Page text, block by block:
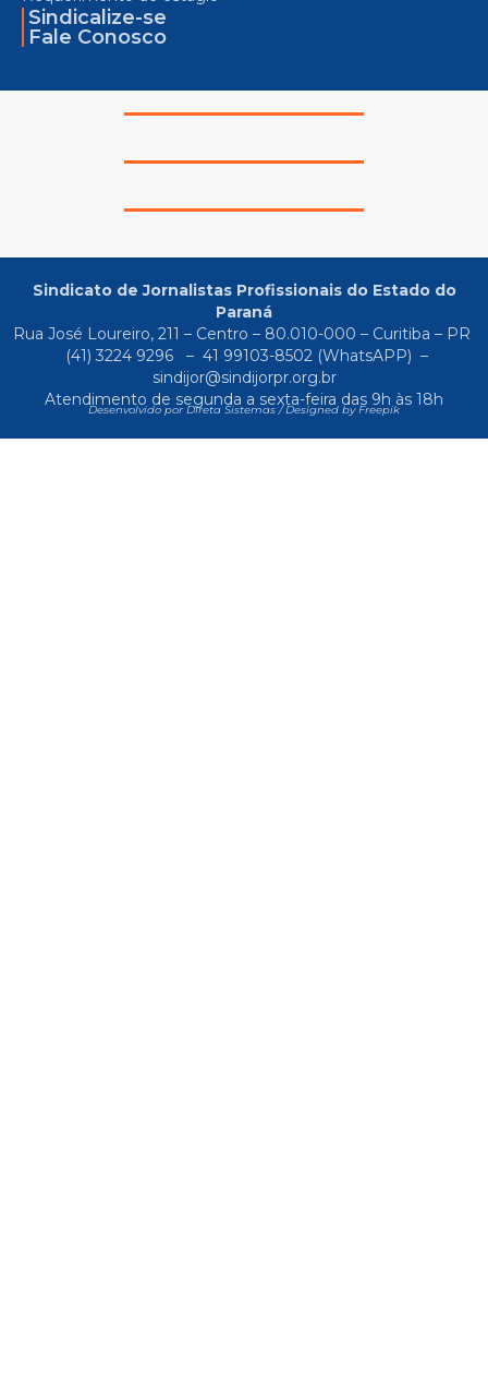
Sindicalize-se
Fale Conosco
Sindicato de Jornalistas Profissionais do Estado do
Paraná
Rua José Loureiro, 211 – Centro – 80.010-000 – Curitiba – PR
(41) 3224 9296
– 41 99103-8502(WhatsAPP) –
sindijor@sindijorpr.org.br
Atendimento de segunda a sexta-feira das 9h às 18h
Desenvolvido por Direta Sistemas /Designed by Freepik